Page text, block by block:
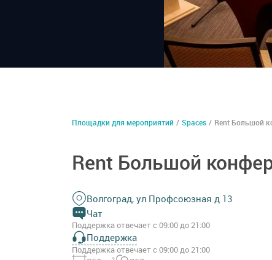
Площадки для мероприятий / Spaces / Rent Большой
Rent Большой
Волгоград, ул Профсоюзная д 13
Чат
Поддержка отвечает с 09:00 до 21:00
Поддержка
Поддержка отвечает с 09:00 до 21:00